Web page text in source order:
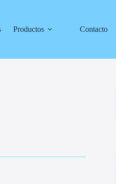
Productos Contacto